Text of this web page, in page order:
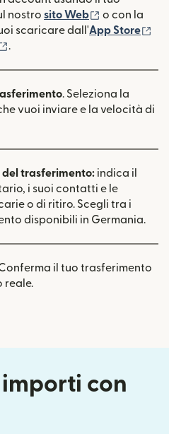
nostro sito Web (si apre in
o con la
scaricare dall'App Store
.
. Seleziona la
vuoi inviare e la velocità di
del trasferimento: indica il
i suoi contatti e le
o di ritiro. Scegli tra i
disponibili in Germania.
il tuo trasferimento
reale.
con